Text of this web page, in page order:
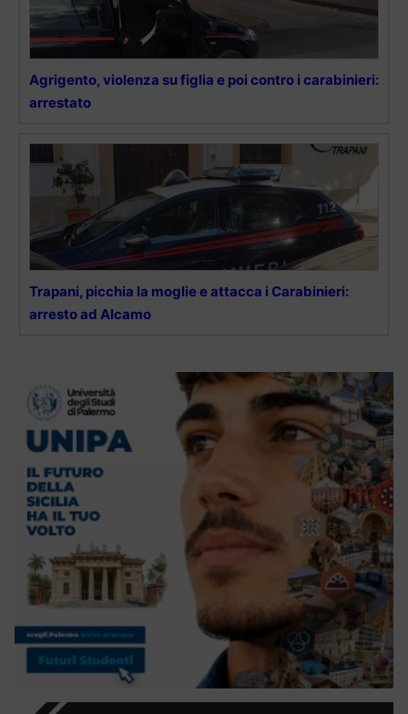
Agrigento, violenza su figlia e poi contro i carabinieri:
arrestato
Trapani, picchia la moglie e attacca i Carabinieri:
arresto ad Alcamo